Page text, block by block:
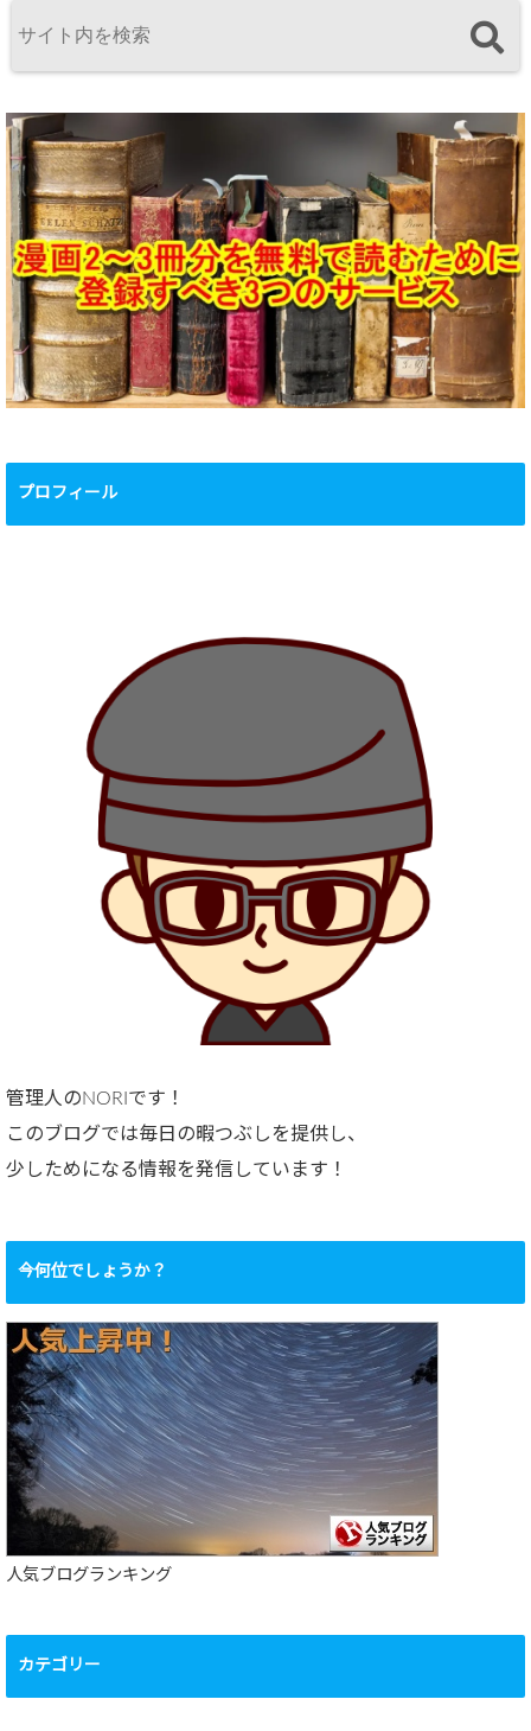
プロフィール
管理人のNORIです！
このブログでは毎日の暇つぶしを提供し、
少しためになる情報を発信しています！
今何位でしょうか？
人気ブログランキング
カテゴリー